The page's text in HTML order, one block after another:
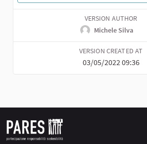
VERSION AUTHOR
Michele Silva
VERSION CREATED AT
03/05/2022 09:36